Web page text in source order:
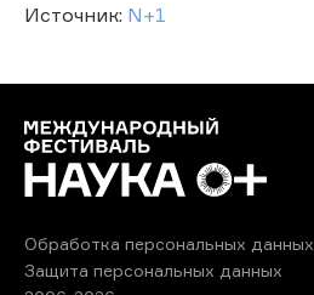
Источник: N+1
Обработка персональных данных
Защита персональных данных